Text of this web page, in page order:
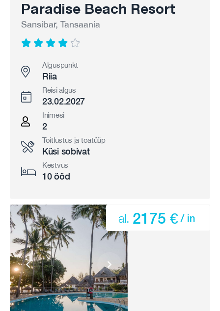
Paradise Beach Resort
Sansibar, Tansaania
Alguspunkt
Riia
Reisi algus
23.02.2027
Inimesi
2
Toitlustus ja toatüüp
Küsi sobivat
Kestvus
10 ööd
al. 2175 € / in